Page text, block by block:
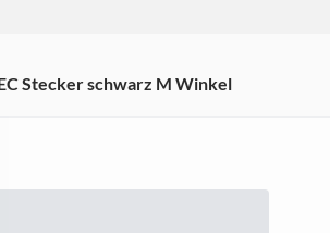
Stecker schwarz M Winkel